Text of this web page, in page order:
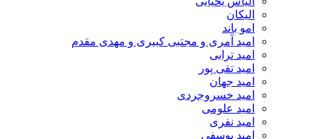
الیکان
امو باند
امید آمری و مجتبی کبیری و مهدى مقدم
امید ترابی
امید تقی پور
امید جهان
امید خسروجردی
امید علومی
امید نفری
امید یوسفی